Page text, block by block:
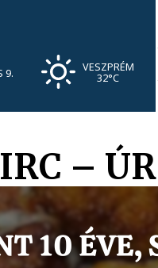
9. VESZPRÉM
32°C
–